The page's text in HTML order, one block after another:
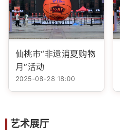
仙桃市“非遗消夏购物
月”活动
2025-08-28 18:00
艺术展厅